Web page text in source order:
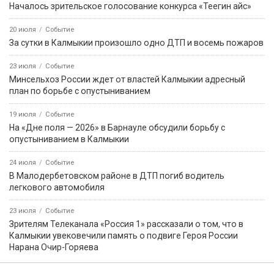
Началось зрительское голосование конкурса «Теегин айс»
20 июля Событие
За сутки в Калмыкии произошло одно ДТП и восемь пожаров
23 июля Событие
Минсельхоз России ждет от властей Калмыкии адресный
план по борьбе с опустыниванием
19 июля Событие
На «Дне поля — 2026» в Барнауле обсудили борьбу с
опустыниванием в Калмыкии
24 июля Событие
В Малодербетовском районе в ДТП погиб водитель
легкового автомобиля
23 июля Событие
Зрителям Телеканала «Россия 1» рассказали о том, что в
Калмыкии увековечили память о подвиге Героя России
Нарана Очир-Горяева